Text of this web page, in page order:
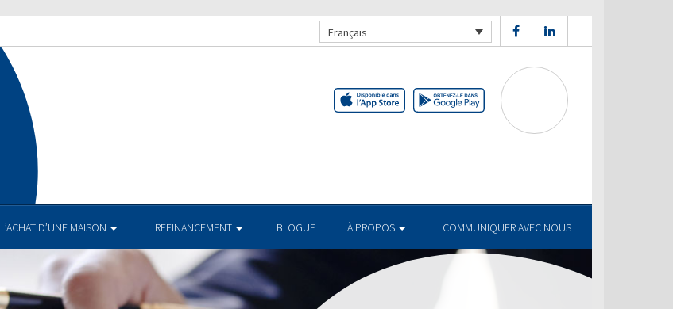
Français
L’ACHAT D’UNE MAISON REFINANCEMENT BLOGUE À PROPOS COMMUNIQUER AVEC NOUS